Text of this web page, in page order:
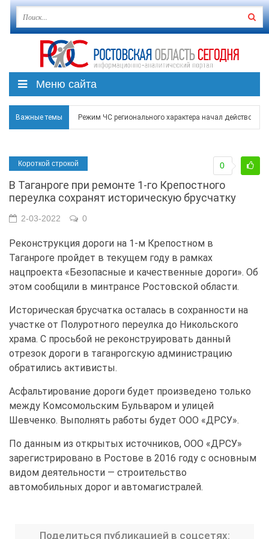
Меню сайта
Важные темы Режим ЧС регионального характера начал
В Ростове задержан подозреваемый в ночном
Над Ростовской областью в ночь на 8 августа сбито
Застройщики: градостроительная политика на Дону
Короткой строкой
В Таганроге при ремонте 1-го Крепостного
переулка сохранят историческую брусчатку
0
2-03-2022 0
Реконструкция дороги на 1-м Крепостном в
Таганроге пройдет в текущем году в рамках
нацпроекта «Безопасные и качественные дороги». Об
этом сообщили в минтрансе Ростовской области.
Историческая брусчатка осталась в сохранности на
участке от Полуротного переулка до Никольского
храма. С просьбой не реконструировать данный
отрезок дороги в таганрогскую администрацию
обратились активисты.
Асфальтирование дороги будет произведено только
между Комсомольским Бульваром и улицей
Шевченко. Выполнять работы будет ООО «ДРСУ».
По данным из открытых источников, ООО «ДРСУ»
зарегистрировано в Ростове в 2016 году с основным
видом деятельности — строительство
автомобильных дорог и автомагистралей.
Поделиться публикацией в соцсетях: